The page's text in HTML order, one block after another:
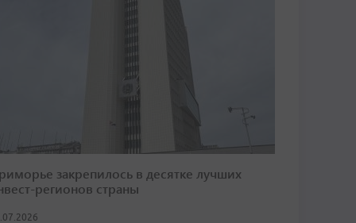
закрепилось в десятке лучших
регионов страны